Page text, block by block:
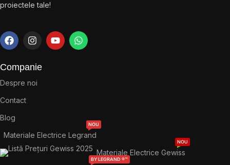
proiectele tale!
Companie
Despre noi
Contact
Blog
Materiale Electrice Legrand
NOU
Materiale Electrice Gewiss
NOU
BY LEGRAND ®™